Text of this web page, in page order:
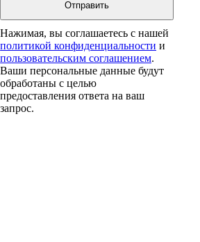
Нажимая, вы соглашаетесь с нашей
политикой конфиденциальности и
пользовательским соглашением.
Ваши персональные данные будут
обработаны с целью
предоставления ответа на ваш
запрос.